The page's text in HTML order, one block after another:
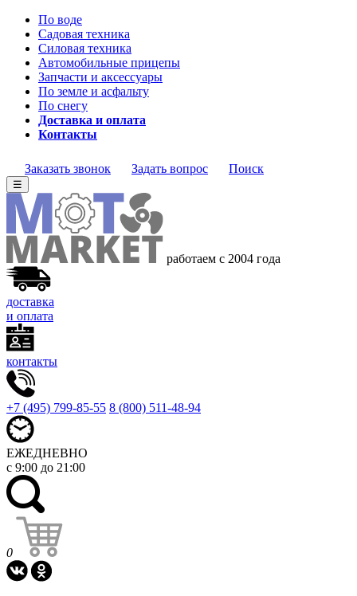
По воде
Садовая техника
Силовая техника
Автомобильные прицепы
Запчасти и аксессуары
По земле и асфальту
По снегу
Доставка и оплата
Контакты
Заказать звонок Задать вопрос Поиск
☰
работаем с 2004 года
доставка
и оплата
контакты
+7 (495) 799-85-55 8 (800) 511-48-94
ЕЖЕДНЕВНО
с 9:00 до 21:00
0